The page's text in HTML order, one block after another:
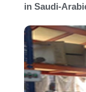
in Saudi-